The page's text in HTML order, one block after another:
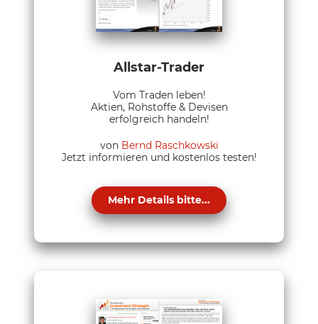
Allstar-Trader
Vom Traden leben!
Aktien, Rohstoffe & Devisen
erfolgreich handeln!
von Bernd Raschkowski
Jetzt informieren und kostenlos testen!
Mehr Details bitte...